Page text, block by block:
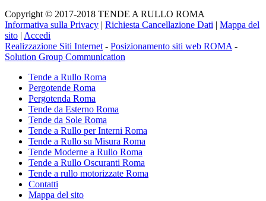
Copyright © 2017-2018 TENDE A RULLO ROMA
Informativa sulla Privacy | Richiesta Cancellazione Dati | Mappa del
sito | Accedi
Realizzazione Siti Internet - Posizionamento siti web ROMA -
Solution Group Communication
Tende a Rullo Roma
Pergotende Roma
Pergotenda Roma
Tende da Esterno Roma
Tende da Sole Roma
Tende a Rullo per Interni Roma
Tende a Rullo su Misura Roma
Tende Moderne a Rullo Roma
Tende a Rullo Oscuranti Roma
Tende a rullo motorizzate Roma
Contatti
Mappa del sito